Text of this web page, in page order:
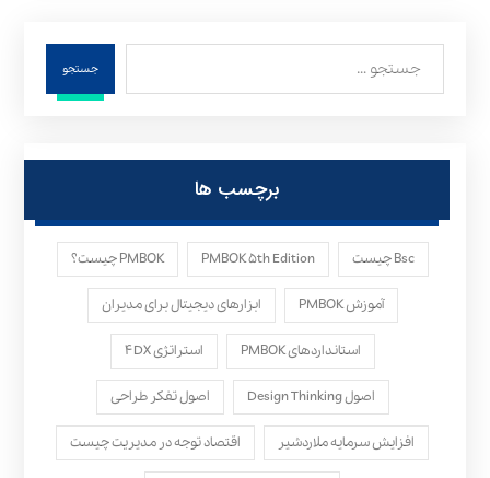
جستجو
برچسب ها
Bsc چیست PMBOK ۵th Edition PMBOK چیست؟
آموزش PMBOK ابزارهای دیجیتال برای مدیران
استانداردهای PMBOK استراتژی ۴DX
اصول Design Thinking اصول تفکر طراحی
افزایش سرمایه ملاردشیر اقتصاد توجه در مدیریت چیست